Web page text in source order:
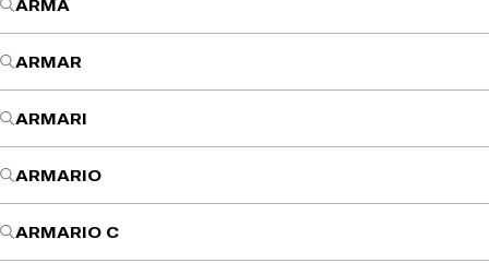
ARMA
ARMAR
ARMARI
ARMARIO
ARMARIO C